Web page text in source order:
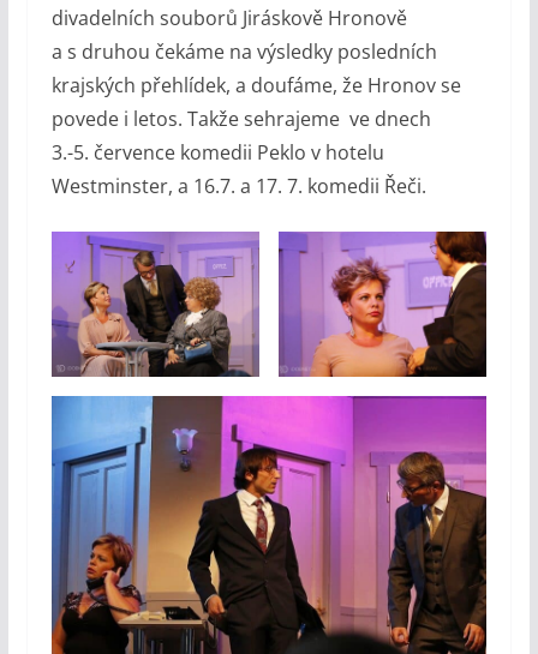
divadelních souborů Jiráskově Hronově
a s druhou čekáme na výsledky posledních
krajských přehlídek, a doufáme, že Hronov se
povede i letos. Takže sehrajeme ve dnech
3.-5. července komedii Peklo v hotelu
Westminster, a 16.7. a 17. 7. komedii Řeči.